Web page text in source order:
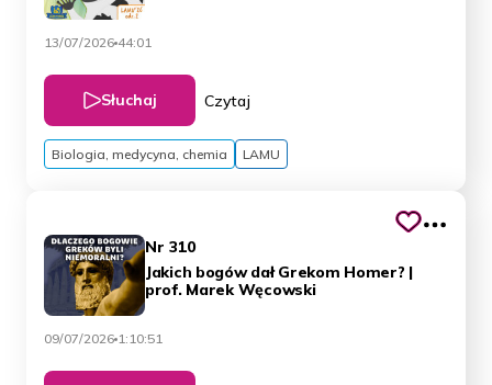
13/07/2026 44:01
Słuchaj Czytaj
Biologia, medycyna, chemia LAMU
Nr 310
Jakich bogów dał Grekom Homer? |
prof. Marek Węcowski
09/07/2026 1:10:51